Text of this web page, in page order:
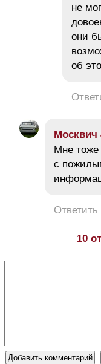
не
они
об
Москвич
Мне
с
Ответить
10